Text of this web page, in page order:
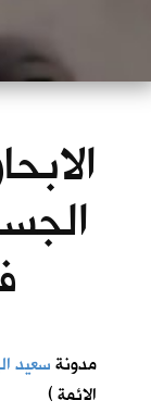
مدونةسعيد
الائمة )